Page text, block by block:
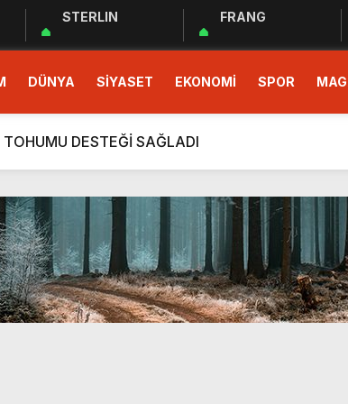
STERLIN FRANG
DÜNYA SİYASET EKONOMİ SPOR
PROGRAMI BAŞLADI
güvencesidir”
Hatay Şubesi’nden Ada İşitme Merkezi’ne
DESTEĞİ SAĞLADI
Taahhütleri Takipte
YÜKSEK RİSKLİ GEBEYE EV ZİYARETİ
Halkın Talebidir”
Hatay
Türkiye Üçüncüsü Oldu
güvencesidir”